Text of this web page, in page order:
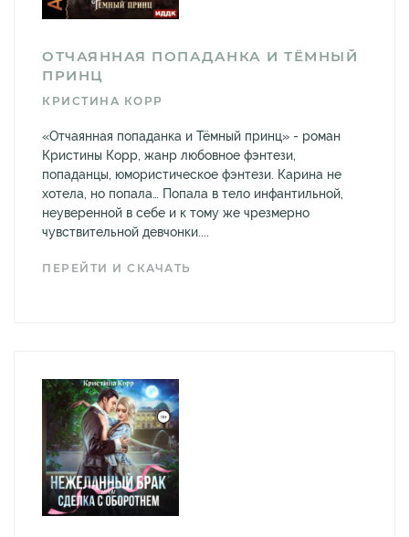
ОТЧАЯННАЯ ПОПАДАНКА И ТЁМНЫЙ
ПРИНЦ
КРИСТИНА КОРР
«Отчаянная попаданка и Тёмный принц» - роман
Кристины Корр, жанр любовное фэнтези,
попаданцы, юмористическое фэнтези. Карина не
хотела, но попала… Попала в тело инфантильной,
неуверенной в себе и к тому же чрезмерно
чувствительной девчонки....
ПЕРЕЙТИ И СКАЧАТЬ